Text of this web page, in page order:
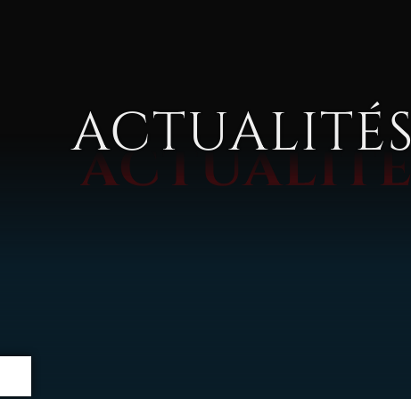
ACTUALITÉS